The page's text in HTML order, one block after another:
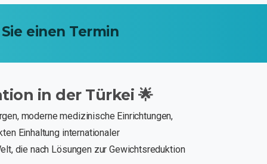
Sie einen Termin
in der Türkei 🌟
moderne medizinische Einrichtungen,
Einhaltung internationaler
die nach Lösungen zur Gewichtsreduktion